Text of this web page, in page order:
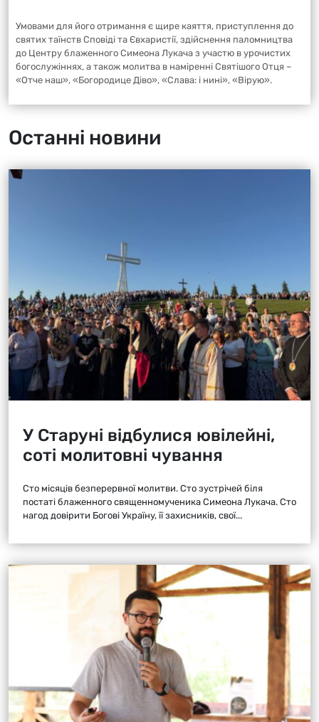
Умовами для його отримання є щире каяття, приступлення до
святих таїнств Сповіді та Євхаристії, здійснення паломництва
до Центру блаженного Симеона Лукача з участю в урочистих
богослужіннях, а також молитва в наміренні Святішого Отця –
«Отче наш», «Богородице Діво», «Слава: і нині», «Вірую».
Останні новини
У Старуні відбулися ювілейні,
соті молитовні чування
Сто місяців безперервної молитви. Сто зустрічей біля
постаті блаженного священномученика Симеона Лукача. Сто
нагод довірити Богові Україну, її захисників, свої...